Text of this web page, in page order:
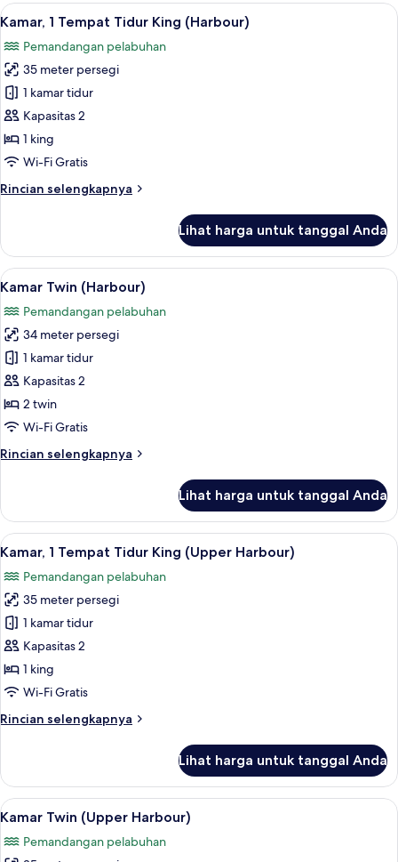
Tempat
King
(Urban)
Lihat
semua
foto
untuk
Kamar,
1
Tempat
Tidur
(Harbour)
Seprai premium, selimut bulu
6
Kamar, 1 Tempat Tidur King (Harbour)
Pemandangan pelabuhan
35 meter persegi
1 kamar tidur
Kapasitas 2
1 king
Wi-Fi Gratis
Rincian selengkapnya
Rincian
Kamar,
Tempat
King
(Harbour)
Lihat harga untuk tanggal Anda
Lihat
semua
foto
untuk
Kamar
Twin
(Harbour)
Seprai premium, selimut bulu
6
Kamar Twin (Harbour)
Pemandangan pelabuhan
34 meter persegi
1 kamar tidur
Kapasitas 2
2 twin
Wi-Fi Gratis
Rincian selengkapnya
Rincian
Kamar
Twin
(Harbour)
Lihat harga untuk tanggal Anda
Lihat
semua
foto
untuk
Kamar,
1
Tempat
Tidur
(Upper
Seprai premium, selimut bulu
7
Kamar, 1 Tempat Tidur King (Upper Harbour)
Pemandangan pelabuhan
35 meter persegi
1 kamar tidur
Kapasitas 2
1 king
Wi-Fi Gratis
Rincian selengkapnya
Rincian
Kamar,
Tempat
King
Lihat harga untuk tanggal Anda
Lihat
semua
foto
Seprai premium, selimut bulu
6
Kamar Twin (Upper Harbour)
Pemandangan pelabuhan